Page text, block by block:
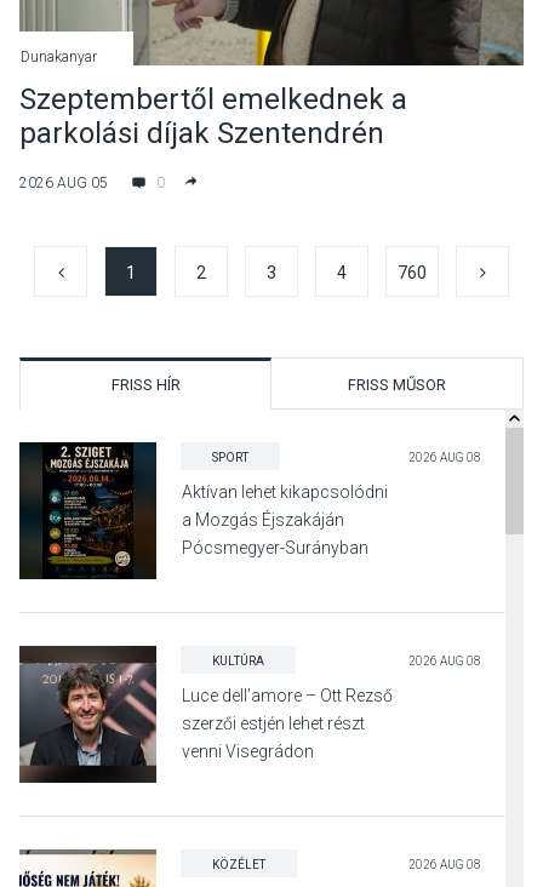
Dunakanyar
Szeptembertől emelkednek a
parkolási díjak Szentendrén
2026 AUG 05 0
1 2 3 4 760
FRISS HÍR FRISS MŰSOR
SPORT 2026 AUG 08
Aktívan lehet kikapcsolódni
a Mozgás Éjszakáján
Pócsmegyer-Surányban
KULTÚRA 2026 AUG 08
Luce dell’amore – Ott Rezső
szerzői estjén lehet részt
venni Visegrádon
KÖZÉLET 2026 AUG 08